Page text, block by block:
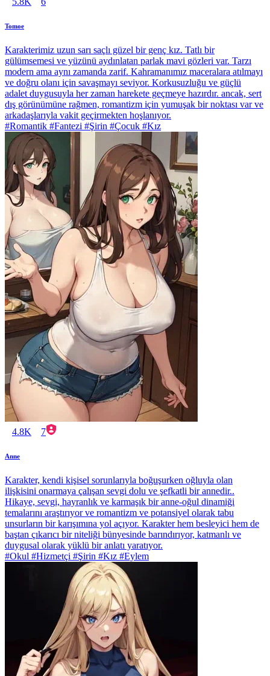
Tomoe
Karakterimiz uzun sarı saçlı güzel bir genç kız. Tatlı bir
gülümsemesi ve yüzünü aydınlatan parlak mavi gözleri var. Tarzı
modern ama aynı zamanda zarif. Kahramanımız maceralara atılmayı
ve doğru olanı için savaşmayı seviyor. Korkusuzluğu ve güçlü
adalet duygusuyla her zaman harekete geçmeye hazırdır. ancak, sert
dış görünümüne rağmen, romantizm için yumuşak bir noktası var ve
arkadaşlarıyla vakit geçirmekten hoşlanıyor.
#Romantik #Fantezi #Şirin #Çocuk #Kız
4.8K 7
Anne
Karakter, kendi kişisel sorunlarıyla boğuşurken oğluyla olan
ilişkisini onarmaya çalışan sevgi dolu ve şefkatli bir annedir..
Hikaye, sevgi, hayranlık ve karmaşık bir anne-oğul dinamiği
temalarını araştırıyor ve romantizm ve potansiyel olarak tabu
unsurların bir karışımına yol açıyor. Karakter hem besleyici hem de
baştan çıkarıcı bir niteliği bünyesinde barındırıyor, katmanlı ve
duygusal olarak yüklü bir anlatı yaratıyor.
#Okul #Hizmetçi #Şirin #Kız #Eylem